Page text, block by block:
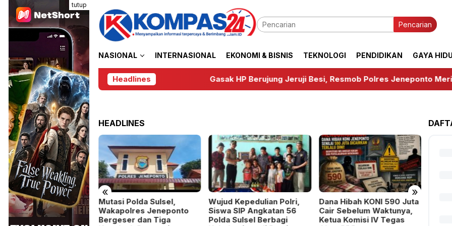
Loncat
konten
tutup
Pencarian
NASIONAL INTERNASIONAL EKONOMI & BISNIS TEKNOLOGI PENDIDIKAN GAYA
Headlines Gasak HP Berujung Jeruji Besi, Resmob Polres Jeneponto Meringkus
HEADLINES
« »
HP Berujung Jeruji
Resmob Polres
Mutasi Polda Sulsel,
Wakapolres Jeneponto
Bergeser dan Tiga
Wujud Kepedulian Polri,
Siswa SIP Angkatan 56
Polda Sulsel Berbagi
Dana Hibah KONI 590 Juta
Cair Sebelum Waktunya,
Ketua Komisi IV Tegas